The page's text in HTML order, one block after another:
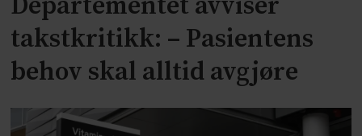
takstkritikk: – Pasientens
behov skal alltid avgjøre